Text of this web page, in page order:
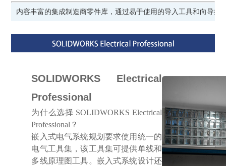
内容丰富的集成制造商零件库，通过易于使用的导入工具和向导提
SOLIDWORKS Electrical
Professional
为什么选择 SOLIDWORKS Electrical
Professional？
嵌入式电气系统规划要求使用统一的
电气工具集，该工具集可提供单线和
多线原理图工具。嵌入式系统设计还